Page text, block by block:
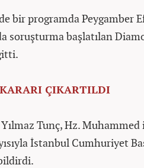
bir programda Peygamber
soruşturma başlatılan
ÇIKARTILDI
Tunç, Hz.
İstanbul Cumhuriyet